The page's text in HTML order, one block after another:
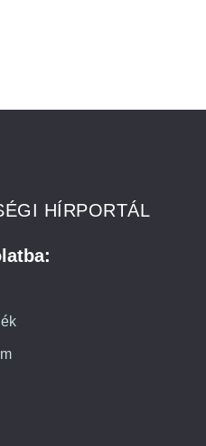
HÍRPORTÁL